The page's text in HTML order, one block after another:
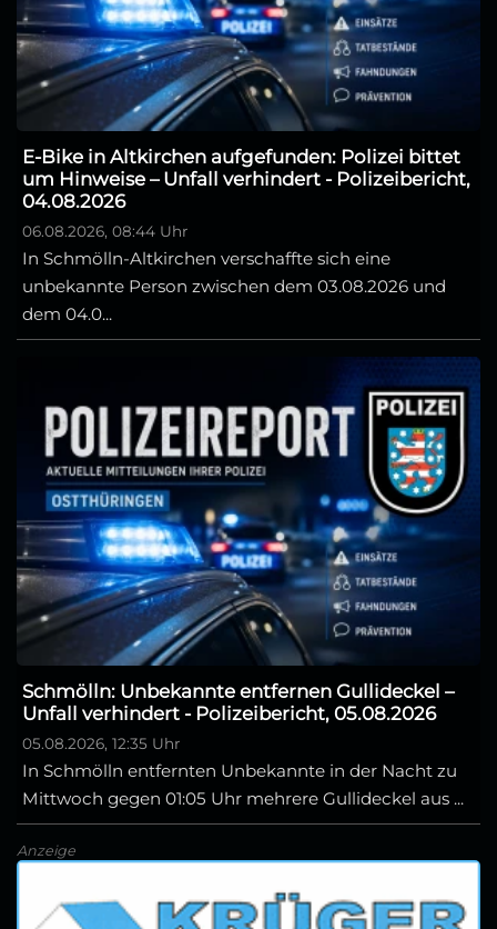
E-Bike in Altkirchen aufgefunden: Polizei bittet
um Hinweise – Unfall verhindert - Polizeibericht,
04.08.2026
06.08.2026, 08:44 Uhr
In Schmölln-Altkirchen verschaffte sich eine
unbekannte Person zwischen dem 03.08.2026 und
dem 04.0...
Schmölln: Unbekannte entfernen Gullideckel –
Unfall verhindert - Polizeibericht, 05.08.2026
05.08.2026, 12:35 Uhr
In Schmölln entfernten Unbekannte in der Nacht zu
Mittwoch gegen 01:05 Uhr mehrere Gullideckel aus ...
Anzeige